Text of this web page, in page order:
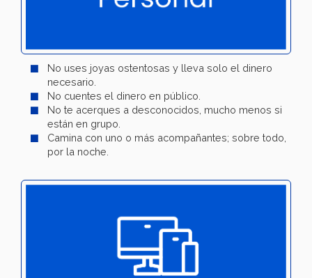
No uses joyas ostentosas y lleva solo el dinero
necesario.
No cuentes el dinero en público.
No te acerques a desconocidos, mucho menos si
están en grupo.
Camina con uno o más acompañantes; sobre todo,
por la noche.